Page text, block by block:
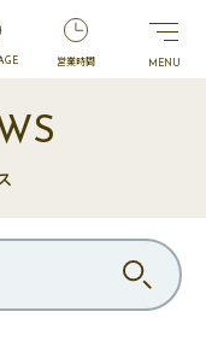
営業時間